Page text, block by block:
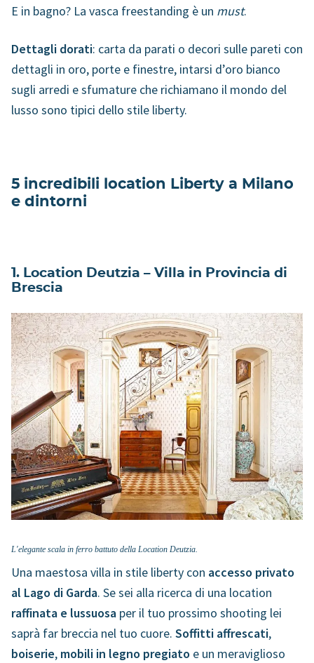
E in bagno? La vasca freestanding è un must.
Dettagli dorati: carta da parati o decori sulle pareti con
dettagli in oro, porte e finestre, intarsi d’oro bianco
sugli arredi e sfumature che richiamano il mondo del
lusso sono tipici dello stile liberty.
5 incredibili location Liberty a Milano
e dintorni
1. Location Deutzia – Villa in Provincia di
Brescia
L'elegante scala in ferro battuto della Location Deutzia.
Una maestosa villa in stile liberty con accesso privato
al Lago di Garda. Se sei alla ricerca di una location
raffinata e lussuosa per il tuo prossimo shooting lei
saprà far breccia nel tuo cuore. Soffitti affrescati,
boiserie, mobili in legno pregiato e un meraviglioso